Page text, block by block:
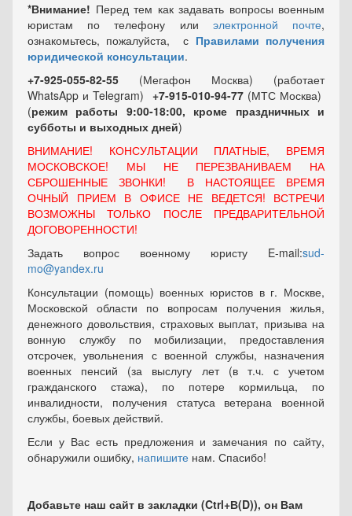
*Внимание! Перед тем как задавать вопросы военным
юристам по телефону или электронной почте,
ознакомьтесь, пожалуйста, с Правилами получения
юридической консультации.
+7-925-055-82-55 (Мегафон Москва) (работает
WhatsApp и Telegram) +7-915-010-94-77 (МТС Москва)
(режим работы 9:00-18:00, кроме праздничных и
субботы и выходных дней)
ВНИМАНИЕ! КОНСУЛЬТАЦИИ ПЛАТНЫЕ, ВРЕМЯ
МОСКОВСКОЕ! МЫ НЕ ПЕРЕЗВАНИВАЕМ НА
СБРОШЕННЫЕ ЗВОНКИ! В НАСТОЯЩЕЕ ВРЕМЯ
ОЧНЫЙ ПРИЕМ В ОФИСЕ НЕ ВЕДЕТСЯ! ВСТРЕЧИ
ВОЗМОЖНЫ ТОЛЬКО ПОСЛЕ ПРЕДВАРИТЕЛЬНОЙ
ДОГОВОРЕННОСТИ!
Задать вопрос военному юристу E-mail:sud-
mo@yandex.ru
Консультации (помощь) военных юристов в г. Москве,
Московской области по вопросам получения жилья,
денежного довольствия, страховых выплат, призыва на
вонную службу по мобилизации, предоставления
отсрочек, увольнения с военной службы, назначения
военных пенсий (за выслугу лет (в т.ч. с учетом
гражданского стажа), по потере кормильца, по
инвалидности, получения статуса ветерана военной
службы, боевых действий.
Если у Вас есть предложения и замечания по сайту,
обнаружили ошибку, напишите нам. Спасибо!
Добавьте наш сайт в закладки (Ctrl+В(D)), он Вам